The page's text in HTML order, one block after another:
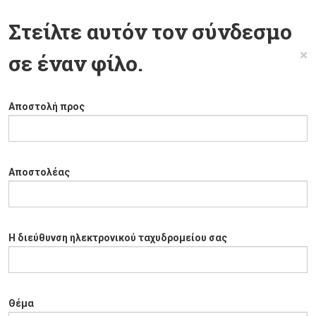
Στείλτε αυτόν τον σύνδεσμο
σε έναν φίλο.
×
Αποστολή προς
Αποστολέας
Η διεύθυνση ηλεκτρονικού ταχυδρομείου σας
Θέμα